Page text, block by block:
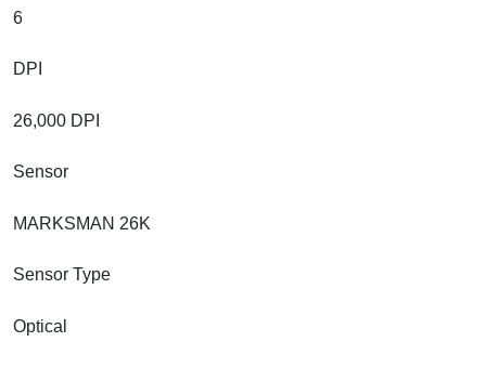
6
DPI
26,000 DPI
Sensor
MARKSMAN 26K
Sensor Type
Optical